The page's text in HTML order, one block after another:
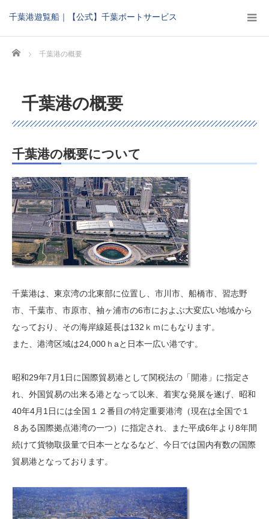
千葉港遊覧船｜【公式】千葉ポートサービス
Home 千葉港の概要
千葉港の概要
千葉港の概要について
千葉港は、東京湾の北東部に位置し、市川市、船橋市、習志野
市、千葉市、市原市、袖ヶ浦市の6市におよぶ大変広い地域から
なっており、その海岸線延長は132ｋｍにもなります。
また、港湾区域は24,000ｈaと日本一広い港です。
昭和29年7月1日に国際貿易港として関税法の「開港」に指定さ
れ、外国貿易の出来る港となって以来、着実な発展を遂げ、昭和
40年4月1日には全国１２番目の特定重要港湾（現在は全国で１
８ある国際拠点港湾の一つ）に指定され、また平成6年より8年間
続けて貨物取扱量で日本一となるなど、今日では国内有数の国際
貿易港となっております。